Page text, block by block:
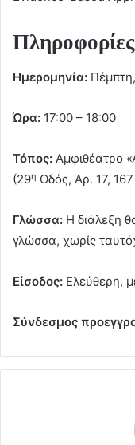
Ημερομηνία:
Ώρα: 17:00 – 18:00
Τόπος: Αμφιθέατρο
(29η Οδός, Αρ. 17,
Γλώσσα: Η διάλεξη
γλώσσα, χωρίς
Είσοδος: Ελεύθερη,
Σύνδεσμος